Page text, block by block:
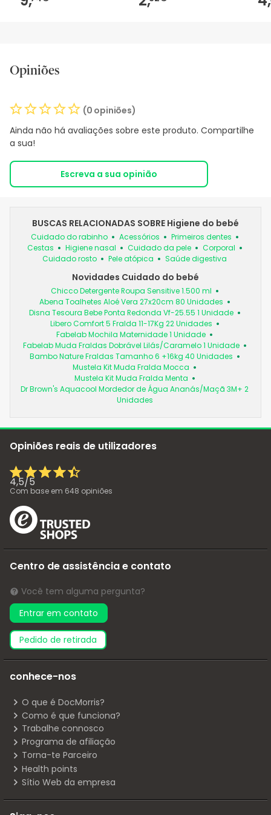
Opiniões
(0 opiniões)
Ainda não há avaliações sobre este produto. Compartilhe
a sua!
Escreva a sua opinião
BUSCAS RELACIONADAS SOBRE Higiene do bebé
Cuidado do rabinho Acessórios
Primeiros dentes
Cestas
Higiene nasal Cuidado da pele
Corporal
Cuidado rosto
Pele atópica Saúde digestiva
Novidades Cuidado do bebé
Chicco Detergente Roupa Sensitive 1.500 ml
Abena Toalhetes Aloé Vera 27x20cm 80 Unidades
Disna Tesoura Bebe Ponta Redonda Vf-25.55 1 Unidade
Libero Comfort 5 Fralda 11-17Kg 22 Unidades
Fabelab Mochila Maternidade 1 Unidade
Fabelab Muda Fraldas Dobrável Lilás/Caramelo 1 Unidade
Bambo Nature Fraldas Tamanho 6 +16kg 40 Unidades
Mustela Kit Muda Fralda Mocca
Mustela Kit Muda Fralda Menta
Dr Brown's Aquacool Mordedor de Água Ananás/Maçã 3M+ 2
Unidades
Opiniões reais de utilizadores
4,5/5
Com base em 648 opiniões
Centro de assistência e contato
Você tem alguma pergunta?
Entrar em contato
pedido de retirada
conhece-nos
O que é DocMorris?
Como é que funciona?
Trabalhe connosco
Programa de afiliação
Torna-te Parceiro
Health points
Sítio Web da empresa